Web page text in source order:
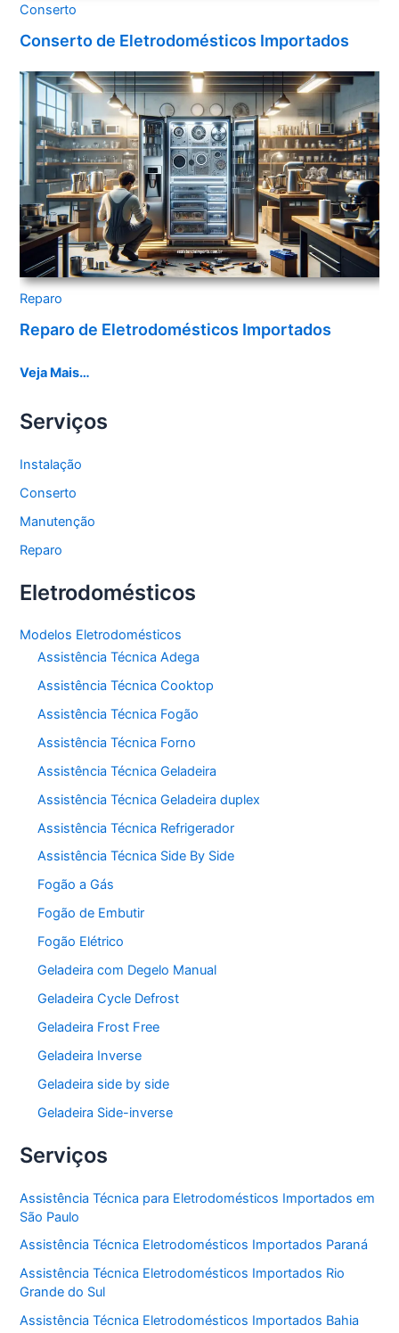
Conserto
Conserto de Eletrodomésticos Importados
Reparo
Reparo de Eletrodomésticos Importados
Veja Mais…
Serviços
Instalação
Conserto
Manutenção
Reparo
Eletrodomésticos
Modelos Eletrodomésticos
Assistência Técnica Adega
Assistência Técnica Cooktop
Assistência Técnica Fogão
Assistência Técnica Forno
Assistência Técnica Geladeira
Assistência Técnica Geladeira duplex
Assistência Técnica Refrigerador
Assistência Técnica Side By Side
Fogão a Gás
Fogão de Embutir
Fogão Elétrico
Geladeira com Degelo Manual
Geladeira Cycle Defrost
Geladeira Frost Free
Geladeira Inverse
Geladeira side by side
Geladeira Side-inverse
Serviços
Assistência Técnica para Eletrodomésticos Importados em
São Paulo
Assistência Técnica Eletrodomésticos Importados Paraná
Assistência Técnica Eletrodomésticos Importados Rio
Grande do Sul
Assistência Técnica Eletrodomésticos Importados Bahia